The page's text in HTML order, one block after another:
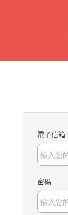
電子信箱
密碼